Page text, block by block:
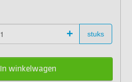
+ stuks
In winkelwagen